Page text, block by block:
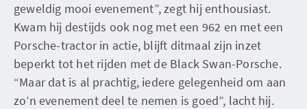
geweldig mooi evenement”, zegt hij enthousiast.
Kwam hij destijds ook nog met een 962 en met een
Porsche-tractor in actie, blijft ditmaal zijn inzet
beperkt tot het rijden met de Black Swan-Porsche.
“Maar dat is al prachtig, iedere gelegenheid om aan
zo’n evenement deel te nemen is goed”, lacht hij.